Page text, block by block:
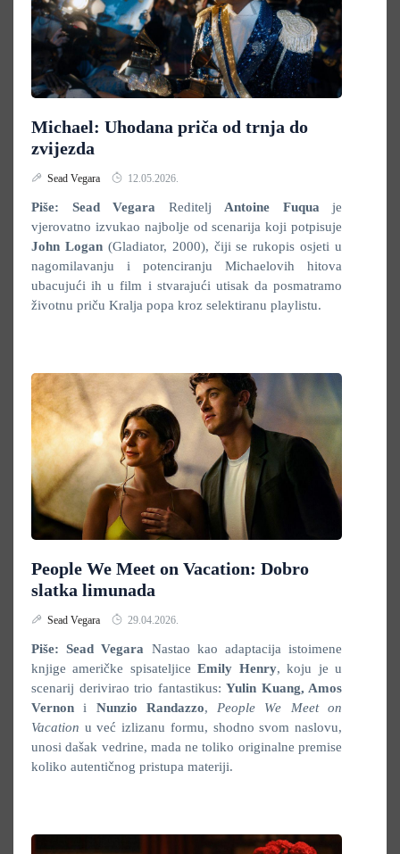
Michael: Uhodana priča od trnja do
zvijezda
Sead Vegara 12.05.2026.
Piše: Sead Vegara Reditelj Antoine Fuqua je
vjerovatno izvukao najbolje od scenarija koji potpisuje
John Logan(Gladiator, 2000), čiji se rukopis osjeti u
nagomilavanju i potenciranju Michaelovih hitova
ubacujući ih u film i stvarajući utisak da posmatramo
životnu priču Kralja popa kroz selektiranu playlistu.
People We Meet on Vacation: Dobro
slatka limunada
Sead Vegara 29.04.2026.
Piše: Sead Vegara Nastao kao adaptacija istoimene
knjige američke spisateljiceEmily Henry, koju je u
scenarij derivirao trio fantastikus: Yulin Kuang, Amos
Vernon i Nunzio Randazzo, People We Meet on
Vacation u već izlizanu formu, shodno svom naslovu,
unosi dašak vedrine, mada ne toliko originalne premise
koliko autentičnog pristupa materiji.